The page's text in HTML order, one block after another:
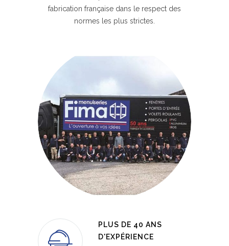
fabrication française dans le respect des
normes les plus strictes.
PLUS DE 40 ANS
D'EXPÉRIENCE